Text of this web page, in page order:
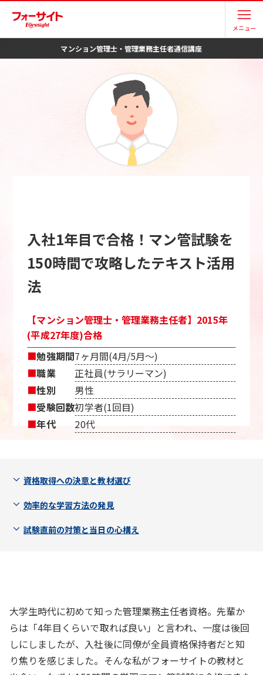
メニュー
マンション管理士・管理業務主任者通信講座
入社1年目で合格！マン管試験を
150時間で攻略したテキスト活用
法
【マンション管理士・管理業務主任者】2015年
(平成27年度)合格
■勉強期間7ヶ月間(4月/5月〜)
■職業
正社員(サラリーマン)
■性別
男性
■受験回数初学者(1回目)
■年代 20代
資格取得への決意と教材選び
効率的な学習方法の発見
試験直前の対策と当日の心構え
大学生時代に初めて知った管理業務主任者資格。先輩か
らは「4年目くらいで取れば良い」と言われ、一度は後回
しにしましたが、入社後に同僚が全員資格保持者だと知
り焦りを感じました。そんな私がフォーサイトの教材と